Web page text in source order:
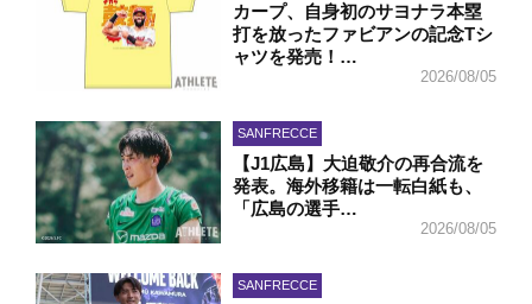
カープ、自身初のサヨナラ本塁
打を放ったファビアンの記念Tシ
ャツを発売！…
2026/08/05
SANFRECCE
【J1広島】大迫敬介の再合流を
発表。海外移籍は一転白紙も、
「広島の選手…
2026/08/05
SANFRECCE